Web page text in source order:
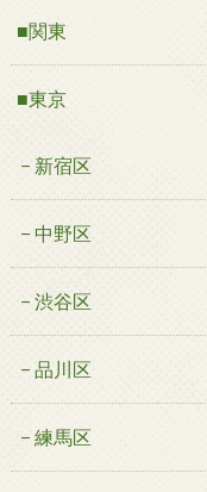
■関東
■東京
新宿区
中野区
渋谷区
品川区
練馬区